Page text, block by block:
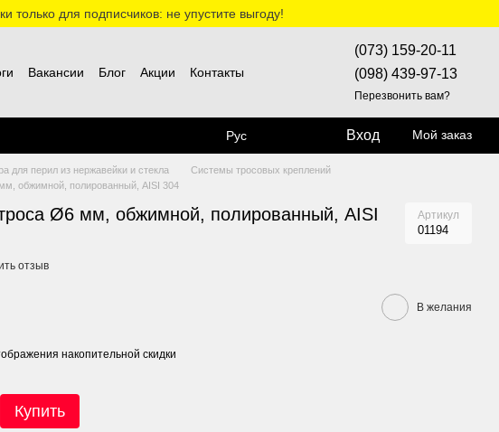
для подписчиков: не упустите выгоду!
Вакансии Блог Акции Контакты
(073) 159-20-11
(098) 439-97-13
Перезвонить вам?
Рус Вход Мой заказ
для перил из нержавейки и стекла
Системы тросовых креплений
обжимной, полированный, AISI 304
Ø6 мм, обжимной, полированный, AISI
Артикул
01194
отзыв
В желания
накопительной скидки
Купить